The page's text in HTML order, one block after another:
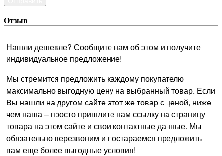
Отзыв
Нашли дешевле? Сообщите нам об этом и получите
индивидуальное предложение!
Мы стремится предложить каждому покупателю
максимально выгодную цену на выбранный товар. Если
Вы нашли на другом сайте этот же товар с ценой, ниже
чем наша – просто пришлите нам ссылку на страницу
товара на этом сайте и свои контактные данные. Мы
обязательно перезвоним и постараемся предложить
вам еще более выгодные условия!